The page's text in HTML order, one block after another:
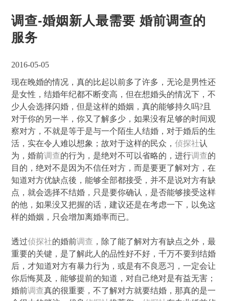
调查-婚姻新人最需要 婚前调查的
服务
2016-05-05
现在晚婚的情况，真的比起以前多了许多，无论是男性还
是女性，结婚年纪都不断变高，但在想婚头的情况下，不
少人会选择闪婚，但是这样的婚姻，真的能够持久吗?且
对于你的另一半，你又了解多少，如果没有足够的时间观
察对方，不就是等于是与一个陌生人结婚，对于婚后的生
活，实在令人难以想象；故对于这样的民众，侦探社认
为，婚前调查的行为，是绝对不可以省略的，进行调查的
目的，绝对不是因为不信任对方，而是要更了解对方，在
知道对方优缺点後，能够全部都接受，并不是说对方有缺
点，就会选择不结婚，只是要你确认，是否能够接受这样
的他，如果没又把握的话，建议还是在考虑一下，以免这
样的婚姻，只会增加离婚率而已。
透过侦探社的婚前调查 ，除了能了解对方有缺点之外，最
重要的关键，是了解此人的品性好不好，千万不要到结婚
后，才知道对方有暴力行为，或是有不良恶习，一定会让
你后悔莫及，能够提前的知道，对自己绝对是有益无害；
婚前调查真的很重要，不了解对方就要结婚，那真的是一